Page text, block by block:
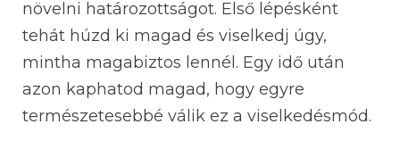
növelni határozottságot. Első lépésként
tehát húzd ki magad és viselkedj úgy,
mintha magabiztos lennél. Egy idő után
azon kaphatod magad, hogy egyre
természetesebbé válik ez a viselkedésmód.